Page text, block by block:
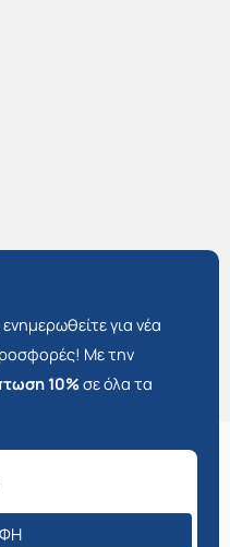
για νέα
Με την
10%σε όλα τα